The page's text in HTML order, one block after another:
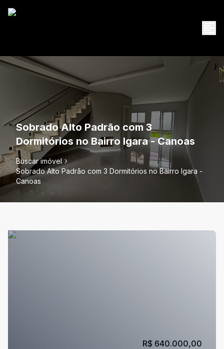
Sobrado Alto Padrão com 3
Dormitórios no Bairro Igara - Canoas
Buscar imóvel
Sobrado Alto Padrão com 3 Dormitórios no Bairro Igara -
Canoas
R$ 640.000,00